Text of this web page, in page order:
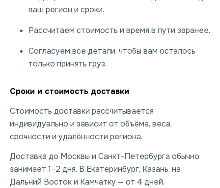
ваш регион и сроки.
Рассчитаем стоимость и время в пути заранее.
Согласуем все детали, чтобы вам осталось
только принять груз.
Сроки и стоимость доставки
Стоимость доставки рассчитывается
индивидуально и зависит от объёма, веса,
срочности и удалённости региона.
Доставка до Москвы и Санкт-Петербурга обычно
занимает 1–2 дня. В Екатеринбург, Казань, на
Дальний Восток и Камчатку — от 4 дней.